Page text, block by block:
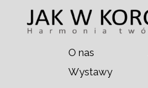
O nas
Wystawy